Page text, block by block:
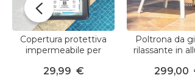
Copertura protettiva
impermeabile per
Amalfi Grigio
29,99 €
Poltrona da
rilassante in
299,00